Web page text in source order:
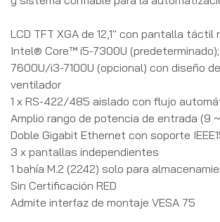
LCD TFT XGA de 12,1" con pantalla táctil
Intel® Core™ i5-7300U
7600U/i3-7100U (opcional) con diseño
ventilador
1 x RS-422/485 aislado con flujo
Amplio rango de potencia de entrada (9
Doble Gigabit Ethernet con soporte
3 x pantallas independientes
1 bahía M.2 (2242) solo para
Sin Certificación RED
Admite interfaz de montaje VESA 75